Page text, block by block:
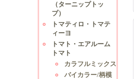
（ターニップトッ
プ）
トマティロ・トマテ
ィーヨ
トマト・エアルーム
トマト
カラフルミックス
バイカラー/柄模